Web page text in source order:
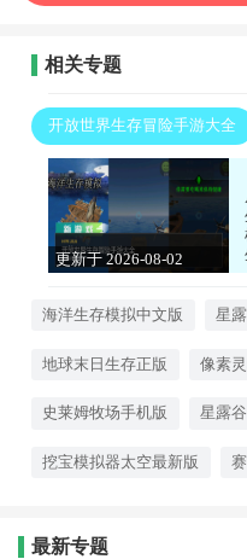
相关专题
开放世界生存冒险手游大全
更新于 2026-08-02
海洋生存模拟中文版 星
地球末日生存正版 像素
史莱姆牧场手机版 星露谷
挖宝模拟器太空最新版
最新专题